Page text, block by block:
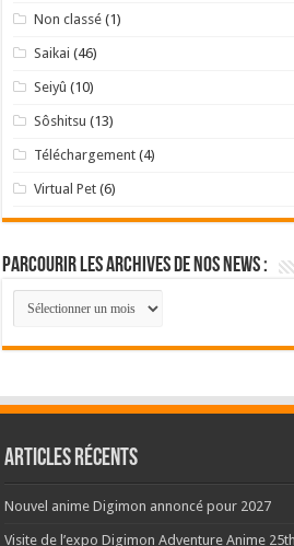
Non classé (1)
Saikai (46)
Seiyû (10)
Sôshitsu (13)
Téléchargement (4)
Virtual Pet (6)
Parcourir les archives de nos news :
Parcourir
les
archives
de
:
Articles récents
Nouvel anime Digimon annoncé pour 2027
Visite de l’expo Digimon Adventure Anime